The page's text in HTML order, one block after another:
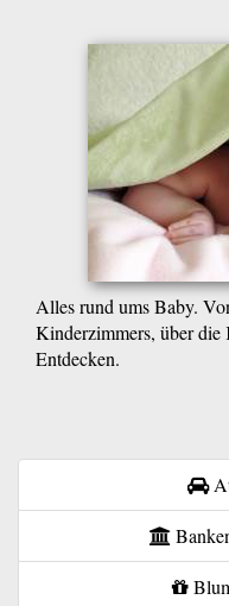
Alles rund ums Baby.
Kinderzimmers, über
Entdecken.